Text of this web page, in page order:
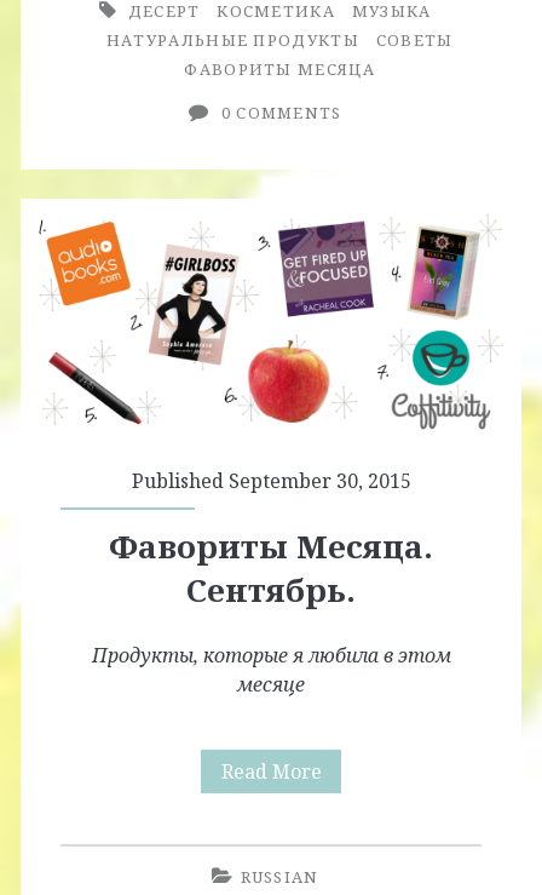
ДЕСЕРТ КОСМЕТИКА
МУЗЫКА
НАТУРАЛЬНЫЕ ПРОДУКТЫ
СОВЕТЫ
ФАВОРИТЫ МЕСЯЦА
0 COMMENTS
Published September 30, 2015
Фавориты Месяца.
Сентябрь.
Продукты, которые я любила в этом
месяце
Read MoreФавориты
RUSSIAN